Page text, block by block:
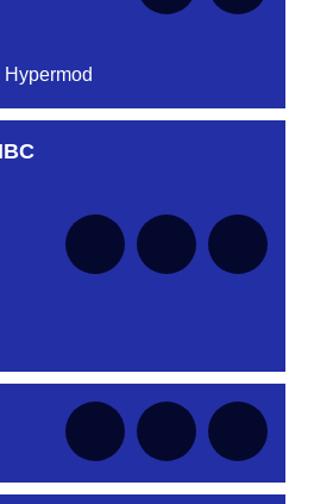
pour cette série pour
pour cette série pour
le moment